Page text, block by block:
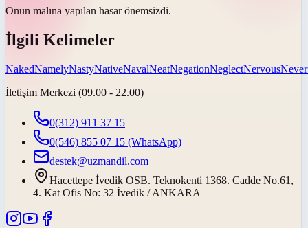
Onun malına yapılan hasar önemsizdi.
İlgili Kelimeler
NakedNamelyNastyNativeNavalNeatNegationNeglectNervous
İletişim Merkezi (09.00 - 22.00)
0(312) 911 37 15
0(546) 855 07 15 (WhatsApp)
destek@uzmandil.com
Hacettepe İvedik OSB. Teknokenti 1368. Cadde No.61,
4. Kat Ofis No: 32 İvedik / ANKARA